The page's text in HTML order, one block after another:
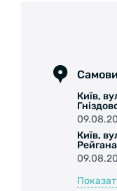
Київ,
Київ,